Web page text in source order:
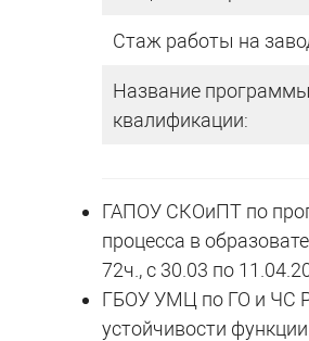
Стаж работы на
Название
квалификации:
ГАПОУ СКОиПТ по
процесса в
72ч., с 30.03 по
ГБОУ УМЦ по ГО и ЧС
устойчивости